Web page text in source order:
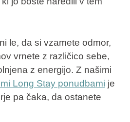
le, da si vzamete odmor,
vrnete z različico sebe,
z energijo. Z našimi
Long Stay ponudbami je
pa čaka, da ostanete